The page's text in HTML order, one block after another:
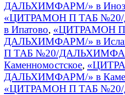
ДАЛЬХИМФАРМ/» в
«ЦИТРАМОН П ТАБ
в Ипатово, «ЦИТРАМОН
ДАЛЬХИМФАРМ/» в
П ТАБ №20/
Каменномостское,
ДАЛЬХИМФАРМ/» в
«ЦИТРАМОН П ТАБ